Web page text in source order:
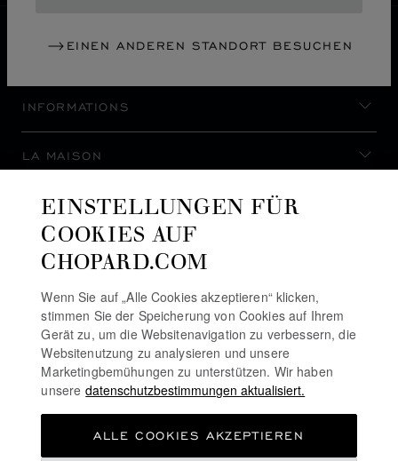
EINEN ANDEREN STANDORT BESUCHEN
INFORMATIONS
LA MAISON
AUF DEM LAUFENDEN BLEIBEN
NEWSLETTER ABONNIEREN
COOKIE-RICHTLINIE
EINSTELLUNGEN FÜR
COOKIES AUF
CHOPARD.COM
Wenn Sie auf „Alle Cookies akzeptieren“ klicken,
stimmen Sie der Speicherung von Cookies auf Ihrem
Gerät zu, um die Websitenavigation zu verbessern, die
Websitenutzung zu analysieren und unsere
Marketingbemühungen zu unterstützen. Wir haben
unsere datenschutzbestimmungen aktualisiert.
ALLE COOKIES AKZEPTIEREN